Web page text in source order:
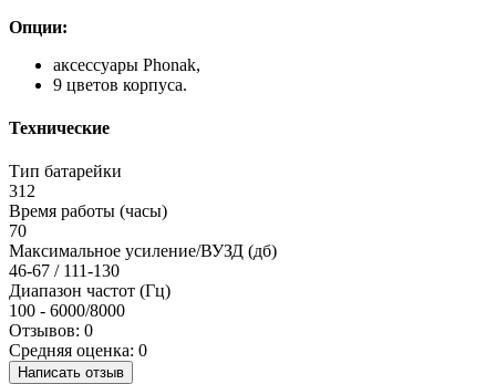
Опции:
аксессуары Phonak,
9 цветов корпуса.
Технические
Тип батарейки
312
Время работы (часы)
70
Максимальное усиление/ВУЗД (дб)
46-67 / 111-130
Диапазон частот (Гц)
100 - 6000/8000
Отзывов: 0
Средняя оценка: 0
Написать отзыв